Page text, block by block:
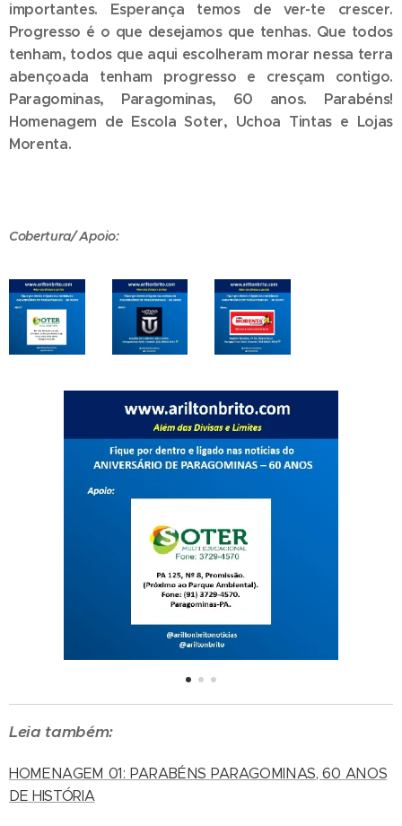
importantes. Esperança temos de ver-te crescer.
Progresso é o que desejamos que tenhas. Que todos
tenham, todos que aqui escolheram morar nessa terra
abençoada tenham progresso e cresçam contigo.
Paragominas, Paragominas, 60 anos. Parabéns!
Homenagem de Escola Soter, Uchoa Tintas e Lojas
Morenta.
Cobertura/ Apoio:
Leia também:
HOMENAGEM 01: PARABÉNS PARAGOMINAS, 60 ANOS
DE HISTÓRIA